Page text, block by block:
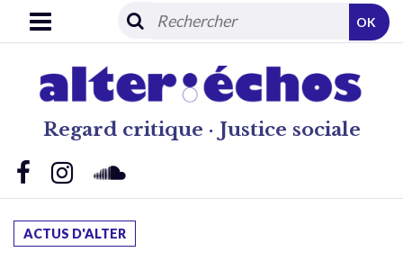
Regard critique · Justice sociale
OK
ACTUS D'ALTER